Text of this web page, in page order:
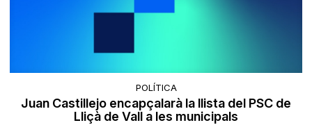
POLÍTICA
Juan Castillejo encapçalarà la llista del PSC de
Lliçà de Vall a les municipals